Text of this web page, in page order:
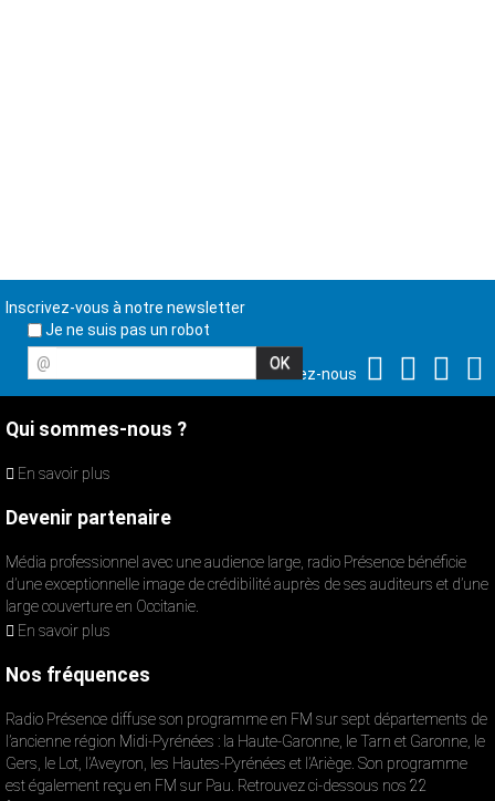
Inscrivez-vous à notre newsletter
Je ne suis pas un robot
@
Suivez-nous
Qui sommes-nous ?
En savoir plus
Devenir partenaire
Média professionnel avec une audience large, radio Présence bénéficie
d’une exceptionnelle image de crédibilité auprès de ses auditeurs et d’une
large couverture en Occitanie.
En savoir plus
Nos fréquences
Radio Présence diffuse son programme en FM sur sept départements de
l’ancienne région Midi-Pyrénées : la Haute-Garonne, le Tarn et Garonne, le
Gers, le Lot, l’Aveyron, les Hautes-Pyrénées et l’Ariège. Son programme
est également reçu en FM sur Pau. Retrouvez ci-dessous nos 22